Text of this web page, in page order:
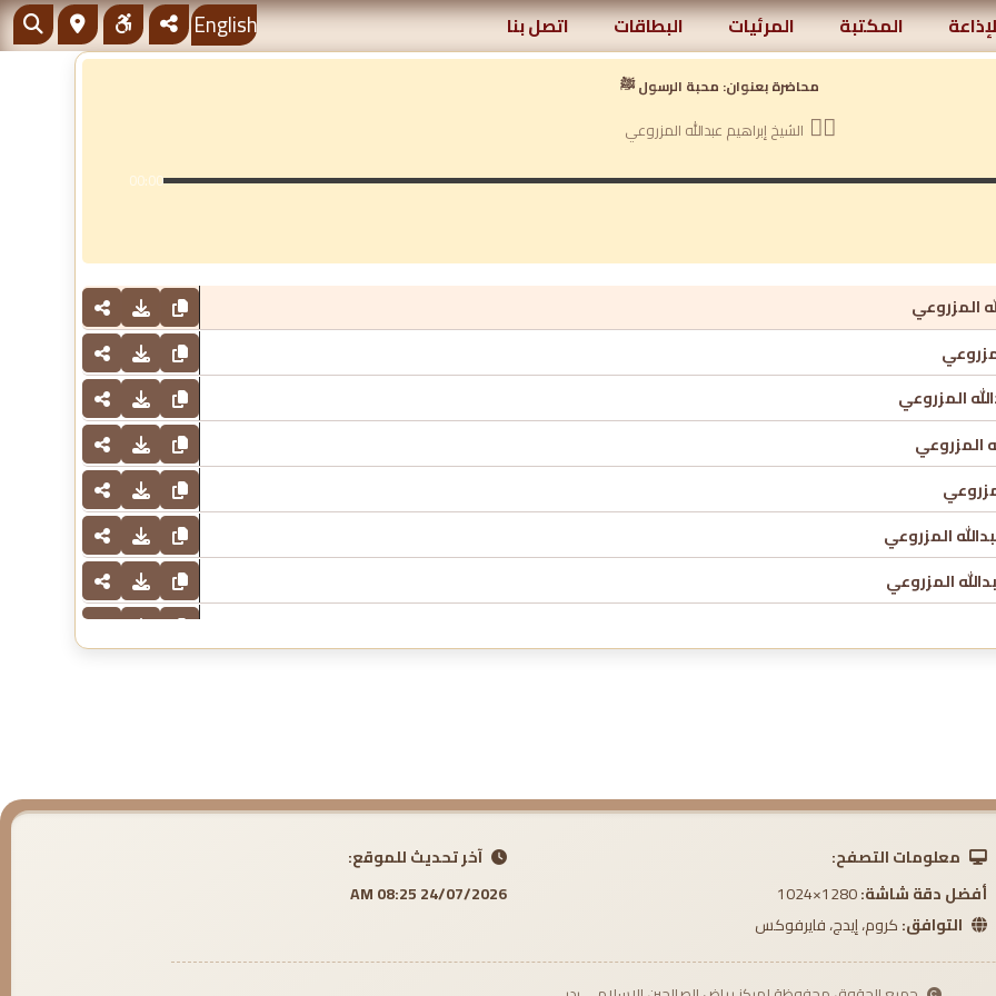
المكتبة المرئيات البطاقات اتصل بنا English
محاضرة بعنوان: محبة الرسول ﷺ
الشيخ إبراهيم عبدالله المزروعي
00:00
معلومات التصفح:
أفضل دقة شاشة:1280×1024
التوافق:كروم، إيدج، فايرفوكس
آخر تحديث للموقع:
24/07/2026 08:25 AM